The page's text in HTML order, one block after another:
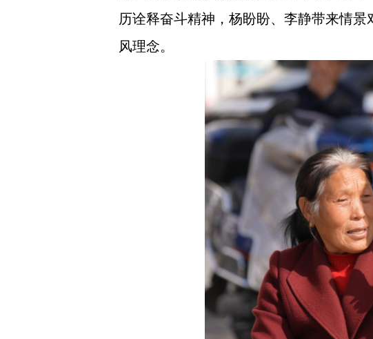
历诠释奋斗精神，杨盼盼、李静带来情
风理念。